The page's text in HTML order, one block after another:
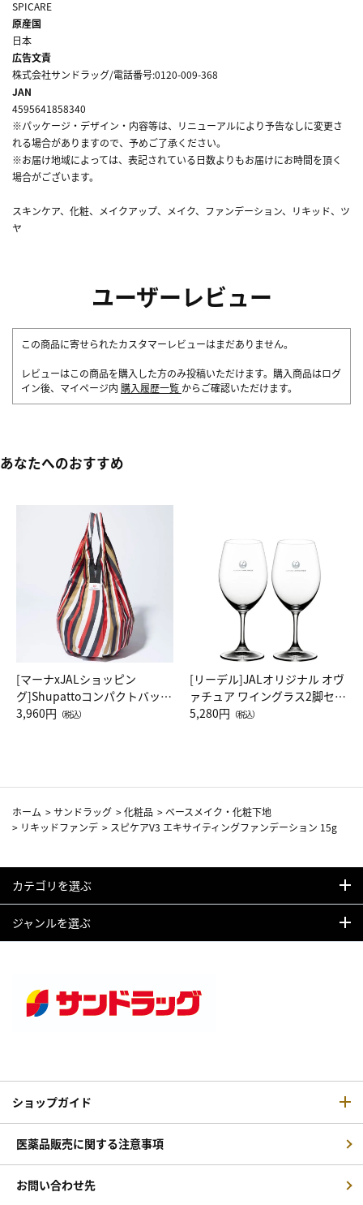
SPICARE
原産国
日本
広告文責
株式会社サンドラッグ/電話番号:0120-009-368
JAN
4595641858340
※パッケージ・デザイン・内容等は、リニューアルにより予告なしに変更さ
れる場合がありますので、予めご了承ください。
※お届け地域によっては、表記されている日数よりもお届けにお時間を頂く
場合がございます。
スキンケア、化粧、メイクアップ、メイク、ファンデーション、リキッド、ツ
ヤ
ユーザーレビュー
この商品に寄せられたカスタマーレビューはまだありません。
レビューはこの商品を購入した方のみ投稿いただけます。購入商品はログ
イン後、マイページ内 購入履歴一覧 からご確認いただけます。
あなたへのおすすめ
[マーナxJALショッピン
グ]Shupattoコンパクトバッグ
Drop JAL客室乗務員（LC）ス
3,960円 （税込）
[リーデル]JALオリジナル オヴ
ァチュア ワイングラス2脚セッ
ト（レッドワイン）
5,280円 （税込）
ホーム >サンドラッグ >化粧品 >ベースメイク・化粧下地
> リキッドファンデ > スピケアV3 エキサイティングファンデーション 15g
カテゴリを選ぶ
ジャンルを選ぶ
ショップガイド
医薬品販売に関する注意事項
お問い合わせ先